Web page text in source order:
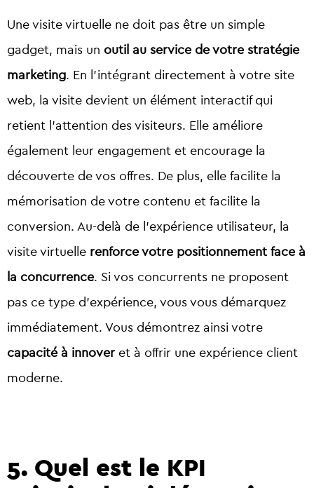
Une visite virtuelle ne doit pas être un simple
gadget, mais un outil au service de votre stratégie
marketing. En l’intégrant directement à votre site
web, la visite devient un élément interactif qui
retient l’attention des visiteurs. Elle améliore
également leur engagement et encourage la
découverte de vos offres. De plus, elle facilite la
mémorisation de votre contenu et facilite la
conversion. Au-delà de l’expérience utilisateur, la
visite virtuelle renforce votre positionnement face à
la concurrence. Si vos concurrents ne proposent
pas ce type d’expérience, vous vous démarquez
immédiatement. Vous démontrez ainsi votre
capacité à innover et à offrir une expérience client
moderne.
5. Quel est le KPI